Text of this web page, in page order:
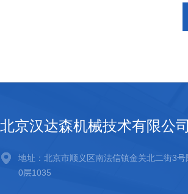
北京汉达森机械技术有限公司
地址：北京市顺义区南法信镇金关北二街3号
0层1035